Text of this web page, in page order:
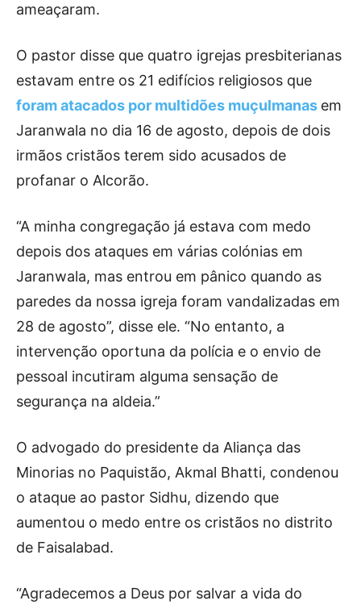
ameaçaram.
O pastor disse que quatro igrejas presbiterianas
estavam entre os 21 edifícios religiosos que
foram atacados por multidões muçulmanas em
Jaranwala no dia 16 de agosto, depois de dois
irmãos cristãos terem sido acusados ​​de
profanar o Alcorão.
“A minha congregação já estava com medo
depois dos ataques em várias colónias em
Jaranwala, mas entrou em pânico quando as
paredes da nossa igreja foram vandalizadas em
28 de agosto”, disse ele. “No entanto, a
intervenção oportuna da polícia e o envio de
pessoal incutiram alguma sensação de
segurança na aldeia.”
O advogado do presidente da Aliança das
Minorias no Paquistão, Akmal Bhatti, condenou
o ataque ao pastor Sidhu, dizendo que
aumentou o medo entre os cristãos no distrito
de Faisalabad.
“Agradecemos a Deus por salvar a vida do